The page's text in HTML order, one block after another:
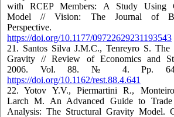
with RCEP Members: A Study Using
Model // Vision: The Journal of
Perspective.
https://doi.org/10.1177/09722629231193543
21. Santos Silva J.M.C., Tenreyro S.
Gravity // Review of Economics and
2006. Vol. 88. № 4. Pp.
https://doi.org/10.1162/rest.88.4.641
22. Yotov Y.V., Piermartini R.,
Larch M. An Advanced Guide to
Analysis: The Structural Gravity Model.